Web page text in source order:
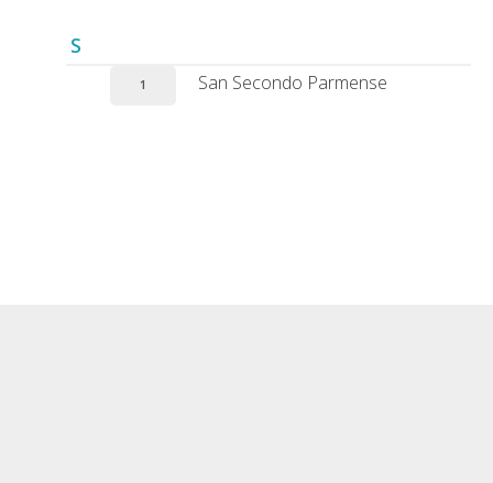
S
1 San Secondo Parmense